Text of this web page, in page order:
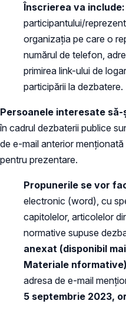
Înscrierea va include:
participantului/
organizația pe care o
numărul de telefon,
primirea link-ului de
participării la dezbatere.
Persoanele interesate
în cadrul dezbaterii publice
de e-mail anterior
pentru prezentare.
Propunerile se vor
electronic (word), cu
capitolelor, articolelor
normative supuse
anexat (disponibil
Materiale nformative)
adresa de e-mail
5 septembrie 2023,